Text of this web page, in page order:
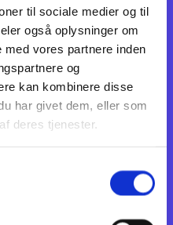
til sociale medier og til
også oplysninger om
vores partnere inden
og
kan kombinere disse
har givet dem, eller som
deres tjenester.
INVITATION
DISTRIKTSSKY